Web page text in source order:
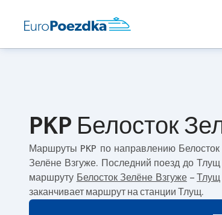
PKP Белосток
Маршруты PKP по направлению
Зелёне Взгуже. Последний поезд до
маршруту Белосток Зелёне Взгуже–Тлущ
заканчивает маршрут на станции Тлущ.